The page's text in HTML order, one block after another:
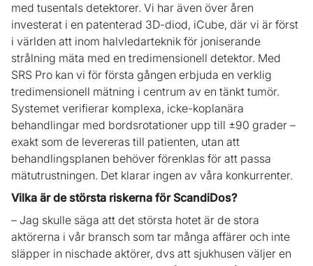
med tusentals detektorer. Vi har även över åren
investerat i en patenterad 3D-diod, iCube, där vi är först
i världen att inom halvledarteknik för joniserande
strålning mäta med en tredimensionell detektor. Med
SRS Pro kan vi för första gången erbjuda en verklig
tredimensionell mätning i centrum av en tänkt tumör.
Systemet verifierar komplexa, icke-koplanära
behandlingar med bordsrotationer upp till ±90 grader –
exakt som de levereras till patienten, utan att
behandlingsplanen behöver förenklas för att passa
mätutrustningen. Det klarar ingen av våra konkurrenter.
Vilka är de största riskerna för ScandiDos?
– Jag skulle säga att det största hotet är de stora
aktörerna i vår bransch som tar många affärer och inte
släpper in nischade aktörer, dvs att sjukhusen väljer en